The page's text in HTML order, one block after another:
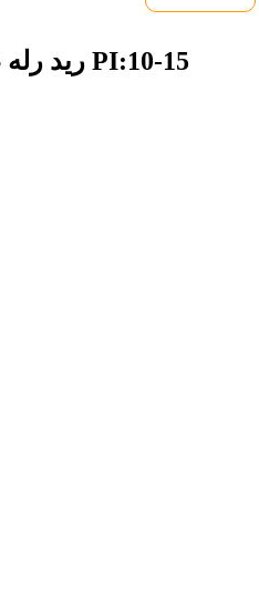
رید رله طلایی روسی 14*2 میلی متر(رید سوئیچ شیشه ای) PI:10-15